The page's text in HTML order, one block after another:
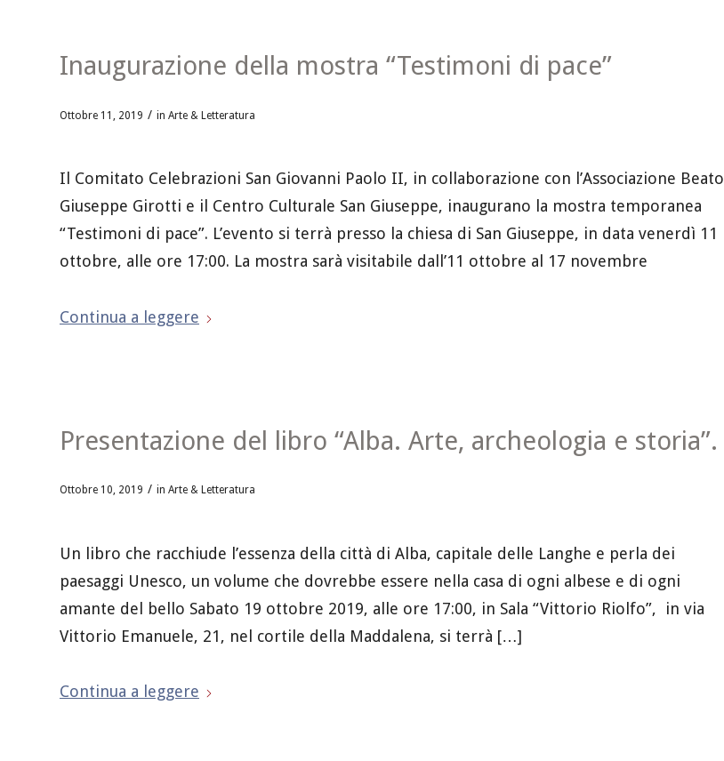
Inaugurazione della mostra “Testimoni di pace”
Ottobre 11, 2019 / in Arte & Letteratura
Il Comitato Celebrazioni San Giovanni Paolo II, in collaborazione con l’Associazione Beato
Giuseppe Girotti e il Centro Culturale San Giuseppe, inaugurano la mostra temporanea
“Testimoni di pace”. L’evento si terrà presso la chiesa di San Giuseppe, in data venerdì 11
ottobre, alle ore 17:00. La mostra sarà visitabile dall’11 ottobre al 17 novembre
Continua a leggere
Presentazione del libro “Alba. Arte, archeologia e storia”.
Ottobre 10, 2019 / in Arte & Letteratura
Un libro che racchiude l’essenza della città di Alba, capitale delle Langhe e perla dei
paesaggi Unesco, un volume che dovrebbe essere nella casa di ogni albese e di ogni
amante del bello Sabato 19 ottobre 2019, alle ore 17:00, in Sala “Vittorio Riolfo”, in via
Vittorio Emanuele, 21, nel cortile della Maddalena, si terrà […]
Continua a leggere